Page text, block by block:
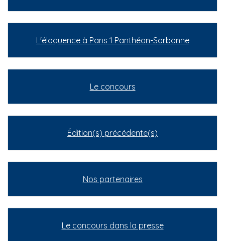
L'éloquence à Paris 1 Panthéon-Sorbonne
Le concours
Édition(s) précédente(s)
Nos partenaires
Le concours dans la presse